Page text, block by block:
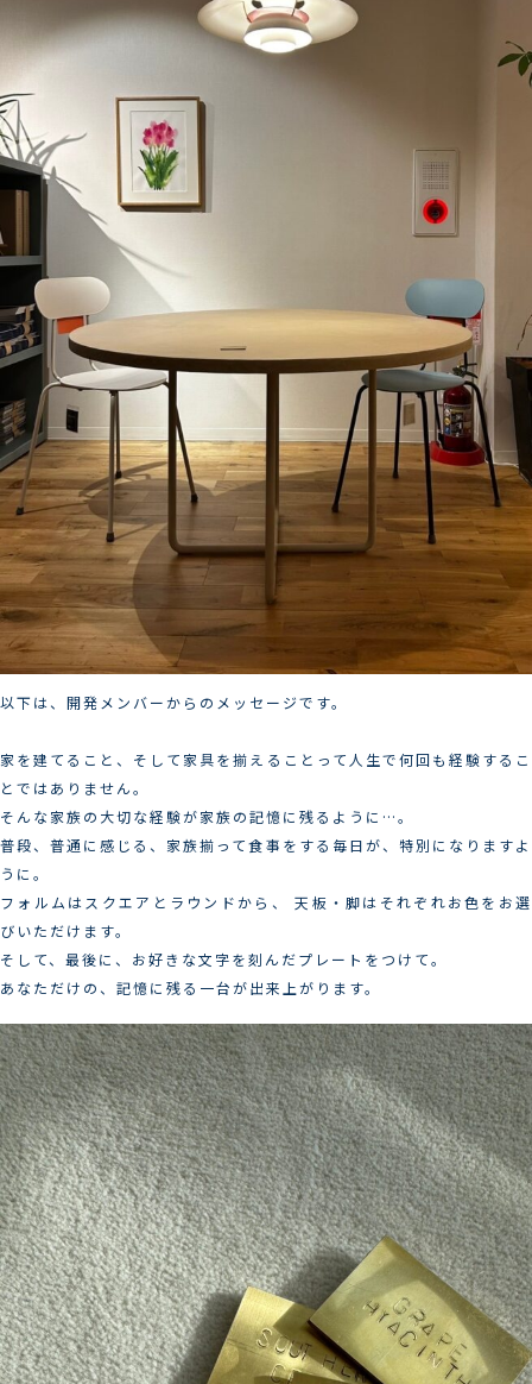
以下は、開発メンバーからのメッセージです。
家を建てること、そして家具を揃えることって人生で何回も経験するこ
とではありません。
そんな家族の大切な経験が家族の記憶に残るように…。
普段、普通に感じる、家族揃って食事をする毎日が、特別になりますよ
うに。
フォルムはスクエアとラウンドから、 天板・脚はそれぞれお色をお選
びいただけます。
そして、最後に、お好きな文字を刻んだプレートをつけて。
あなただけの、記憶に残る一台が出来上がります。